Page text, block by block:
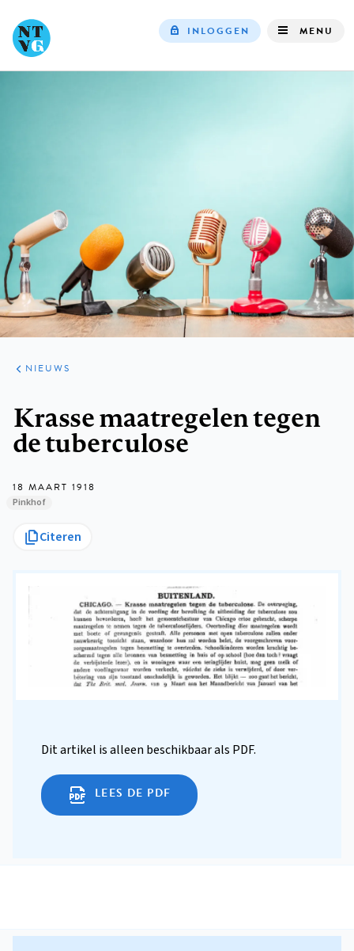
INLOGGEN MENU
ARTIKELEN
HET
KORT
NIEUWS
Krasse maatregelen tegen
de tuberculose
18 MAART 1918
Pinkhof
Citeren
Dit artikel is alleen beschikbaar als PDF.
LEES DE PDF